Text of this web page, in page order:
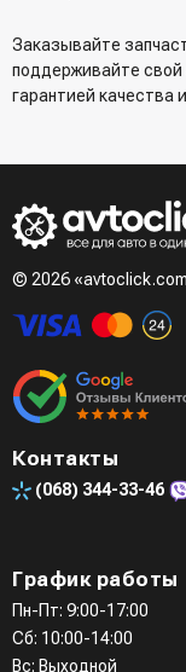
Заказывайте
поддерживайте свой
гарантией качества
© 2026
Контакты
(068) 344-33-46
График работы
Пн-Пт: 9:00-17:00
Сб: 10:00-14:00
Вс: Выходной